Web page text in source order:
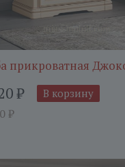
прикроватная
₽
₽
В корзину